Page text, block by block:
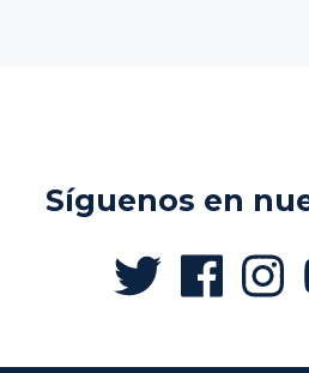
Síguenos en